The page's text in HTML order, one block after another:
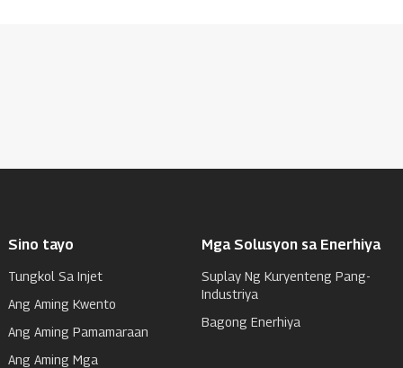
Sino tayo
Tungkol Sa Injet
Ang Aming Kwento
Ang Aming Pamamaraan
Ang Aming Mga
Mga Solusyon sa Enerhiya
Suplay Ng Kuryenteng Pang-
Industriya
Bagong Enerhiya